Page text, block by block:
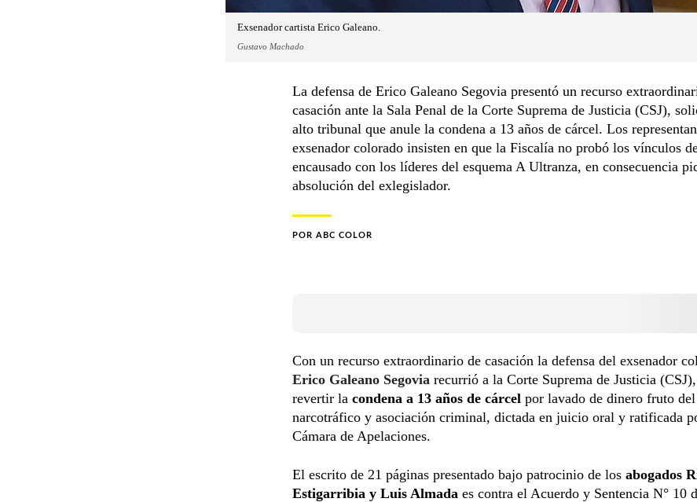
Exsenador cartista Erico Galeano.
Gustavo Machado
La defensa de Erico Galeano Segovia presentó un recurso
casación ante la Sala Penal de la Corte Suprema de Justicia (CSJ),
alto tribunal que anule la condena a 13 años de cárcel. Los
exsenador colorado insisten en que la Fiscalía no probó los vínculos
encausado con los líderes del esquema A Ultranza, en consecuencia
absolución del exlegislador.
POR ABC COLOR
Con un recurso extraordinario de casación la defensa del exsenador
Erico Galeano Segovia recurrió a la Corte Suprema de Justicia
revertir la condena a 13 años de cárcel por lavado de dinero fruto del
narcotráfico y asociación criminal, dictada en juicio oral y ratificada
Cámara de Apelaciones.
El escrito de 21 páginas presentado bajo patrocinio de los abogados
Estigarribia y Luis Almada es contra el Acuerdo y Sentencia N° 10